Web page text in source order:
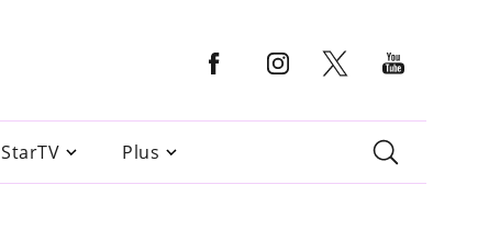
StarTV Plus